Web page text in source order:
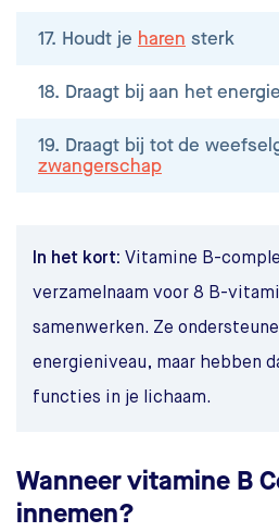
17. Houdt je haren sterk
18. Draagt bij aan het
19. Draagt bij tot de
zwangerschap
In het kort: Vitamine B-
verzamelnaam voor 8 B-
samenwerken. Ze
energieniveau, maar hebben
functies in je lichaam.
Wanneer vitamine B
innemen?